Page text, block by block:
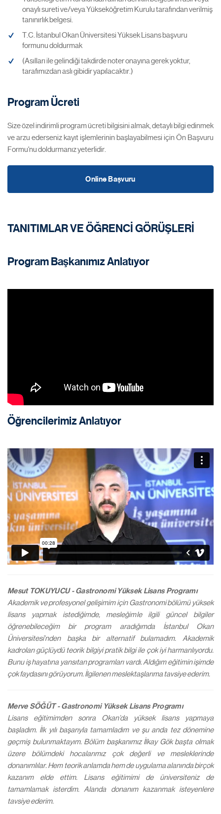
onaylı sureti ve/veya Yükseköğretim Kurulu tarafından verilmiş
tanınırlık belgesi.
T.C. İstanbul Okan Üniversitesi Yüksek Lisans başvuru
formunu doldurmak
(Asılları ile gelindiği takdirde noter onayına gerek yoktur,
tarafımızdan aslı gibidir yapılacaktır.)
Program Ücreti
Size özel indirimli program ücreti bilgisini almak, detaylı bilgi edinmek
ve arzu ederseniz kayıt işlemlerinin başlayabilmesi için Ön Başvuru
Formu'nu doldurmanız yeterlidir.
Online Başvuru
TANITIMLAR VE ÖĞRENCİ GÖRÜŞLERİ
Program Başkanımız Anlatıyor
Öğrencilerimiz Anlatıyor
Mesut TOKUYUCU - Gastronomi Yüksek Lisans Programı
Akademik ve profesyonel gelişimim için Gastronomi bölümü yüksek
lisans yapmak istediğimde, mesleğimle ilgili güncel bilgiler
öğrenebileceğim bir program aradığımda İstanbul Okan
Üniversitesi’nden başka bir alternatif bulamadım. Akademik
kadroları güçlüydü teorik bilgiyi pratik bilgi ile çok iyi harmanlıyordu.
Bunu iş hayatına yansıtan programları vardı. Aldığım eğitimin işimde
çok faydasını görüyorum. İlgilenen meslektaşlarıma tavsiye ederim.
Merve SÖĞÜT - Gastronomi Yüksek Lisans Programı
Lisans eğitimimden sonra Okan’da yüksek lisans yapmaya
başladım. İlk yılı başarıyla tamamladım ve şu anda tez dönemine
geçmiş bulunmaktayım. Bölüm başkanımız İlkay Gök başta olmak
üzere bölümdeki hocalarımız çok değerli ve mesleklerinde
donanımlılar. Hem teorik anlamda hem de uygulama alanında birçok
kazanım elde ettim. Lisans eğitimimi de üniversiteniz de
tamamlamak isterdim. Alanda donanım kazanmak isteyenlere
tavsiye ederim.